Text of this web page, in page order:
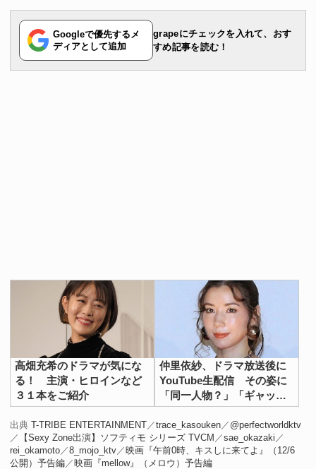
Googleで優先するメ
ディアとして追加
grapeにチェックを入れて、おす
すめ記事を読む！
高畑充希のドラマが気にな
る！ 主演・ヒロインなど
３１本をご紹介
仲里依紗、ドラマ放送後に
YouTube生配信 その姿に
「同一人物？」「ギャップ
大きい」の声
出典 T-TRIBE ENTERTAINMENT ／trace_kasouken ／ @perfectworldktv
／
【Sexy Zone出演】ソフティモ シリーズ TVCM ／sae_okazaki ／
rei_okamoto ／8_mojo_ktv ／映画『午前0時、キスしに来てよ』（12/6
公開）予告編 ／映画『mellow』（メロウ）予告編